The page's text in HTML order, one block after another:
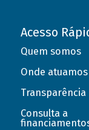
Acesso
Quem somos
Onde atuamos
Transparência
Consulta a